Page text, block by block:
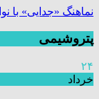
نماهنگ «جدایی» با
پتروشیمی
۲۴
خرداد